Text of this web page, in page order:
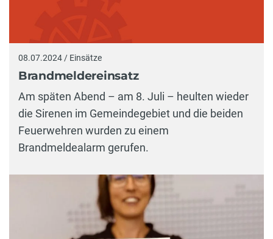
08.07.2024 / Einsätze
Brandmeldereinsatz
Am späten Abend – am 8. Juli – heulten wieder
die Sirenen im Gemeindegebiet und die beiden
Feuerwehren wurden zu einem
Brandmeldealarm gerufen.